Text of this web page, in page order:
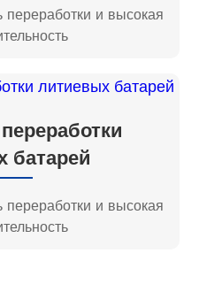
и высокая
батарей
и высокая